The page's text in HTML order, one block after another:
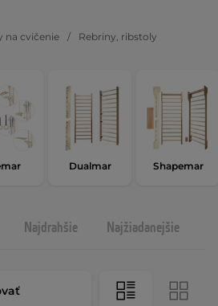
na cvičenie Rebriny, ribstoly
Dualmar Shapemar
Najdrahšie Najžiadanejšie